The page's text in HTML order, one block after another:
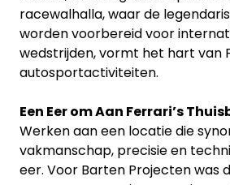
racewalhalla, waar de
worden voorbereid voor
wedstrijden, vormt het hart van
autosportactiviteiten.
Een Eer om Aan Ferrari’s
Werken aan een locatie die
vakmanschap, precisie en
eer. Voor Barten Projecten was